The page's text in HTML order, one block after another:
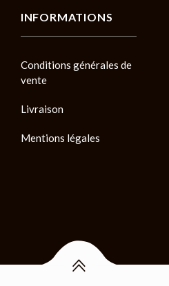
INFORMATIONS
Conditions générales de
vente
Livraison
Mentions légales